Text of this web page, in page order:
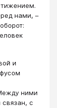
нами, –
и
ними
с